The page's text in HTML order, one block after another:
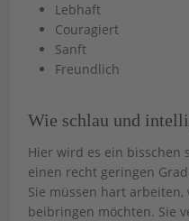
Lebhaft
Couragiert
Sanft
Freundlich
Wie schlau und
Hier wird es ein bisschen
einen recht geringen
Sie müssen hart arbeiten,
beibringen möchten. Sie